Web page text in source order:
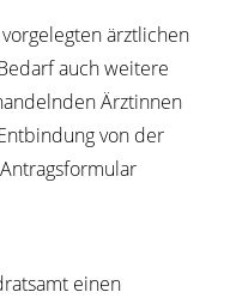
ärztlichen
auch weitere
Ärztinnen
von der
einen